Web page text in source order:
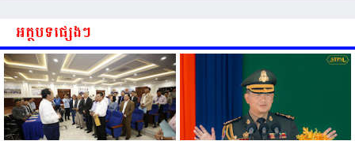
អត្ថបទផ្សេងៗ